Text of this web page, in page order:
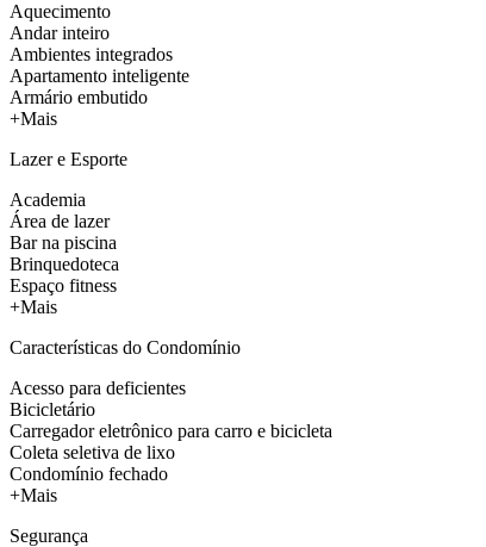
Aquecimento
Andar inteiro
Ambientes integrados
Apartamento inteligente
Armário embutido
+Mais
Lazer e Esporte
Academia
Área de lazer
Bar na piscina
Brinquedoteca
Espaço fitness
+Mais
Características do Condomínio
Acesso para deficientes
Bicicletário
Carregador eletrônico para carro e bicicleta
Coleta seletiva de lixo
Condomínio fechado
+Mais
Segurança